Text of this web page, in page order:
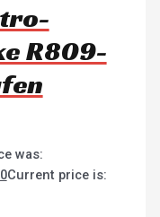
R809-
was:
Current price is: